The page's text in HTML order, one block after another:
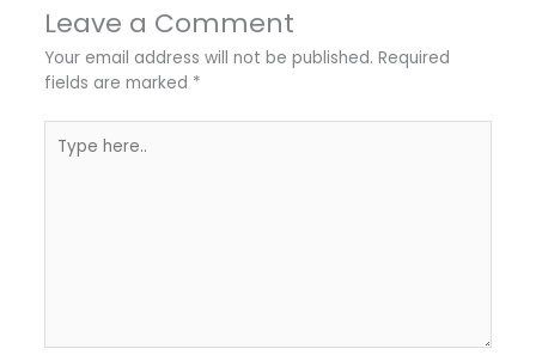
Leave a Comment
Your email address will not be published. Required
fields are marked *
here..